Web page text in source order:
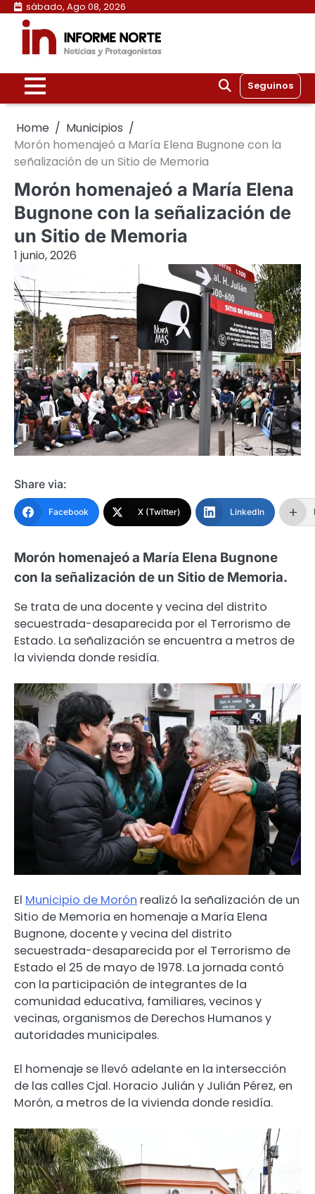
Skip
content
sábado, Ago 08, 2026
Seguinos
Home
Municipios
Morón homenajeó a María Elena Bugnone con la
señalización de un Sitio de Memoria
Morón homenajeó a María Elena
Bugnone con la señalización de
un Sitio de Memoria
1 junio, 2026
Share via:
Facebook X (Twitter) LinkedIn
Morón homenajeó a María Elena Bugnone
con la señalización de un Sitio de Memoria.
Se trata de una docente y vecina del distrito
secuestrada-desaparecida por el Terrorismo de
Estado. La señalización se encuentra a metros de
la vivienda donde residía.
El Municipio de Morón realizó la señalización de un
Sitio de Memoria en homenaje a María Elena
Bugnone, docente y vecina del distrito
secuestrada-desaparecida por el Terrorismo de
Estado el 25 de mayo de 1978. La jornada contó
con la participación de integrantes de la
comunidad educativa, familiares, vecinos y
vecinas, organismos de Derechos Humanos y
autoridades municipales.
El homenaje se llevó adelante en la intersección
de las calles Cjal. Horacio Julián y Julián Pérez, en
Morón, a metros de la vivienda donde residía.